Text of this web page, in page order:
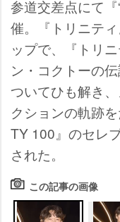
参道交差点にて
催。『トリニテ
ップで、『トリ
ン・コクトーの
ついてひも解き
クションの軌跡
TY 100』のセレ
された。
この記事の画像